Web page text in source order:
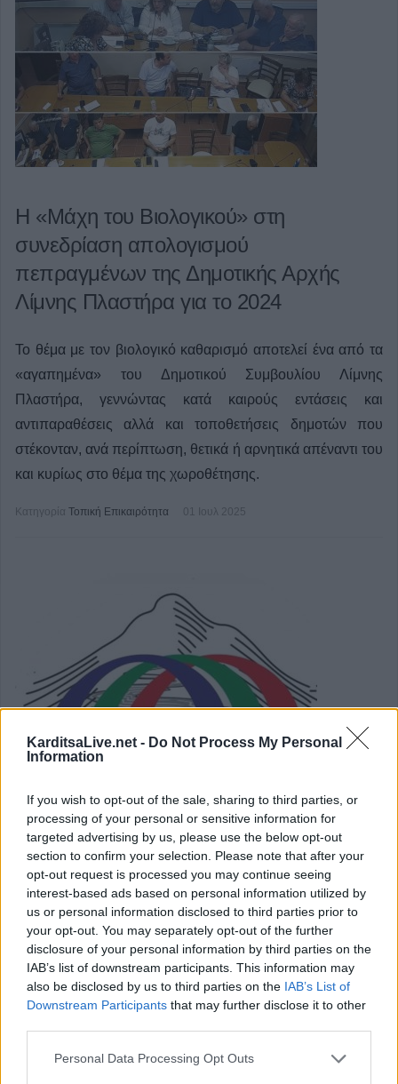
KarditsaLive.net - Do Not Process My Personal
Information
If you wish to opt-out of the sale, sharing to third parties, or
processing of your personal or sensitive information for
targeted advertising by us, please use the below opt-out
section to confirm your selection. Please note that after your
opt-out request is processed you may continue seeing
interest-based ads based on personal information utilized by
us or personal information disclosed to third parties prior to
your opt-out. You may separately opt-out of the further
disclosure of your personal information by third parties on the
IAB’s list of downstream participants. This information may
also be disclosed by us to third parties on the IAB’s List of
Downstream Participants that may further disclose it to other
Personal Data Processing Opt Outs
Η «Μάχη του Βιολογικού» στη
συνεδρίαση απολογισμού
πεπραγμένων της Δημοτικής Αρχής
Λίμνης Πλαστήρα για το 2024
Το θέμα με τον βιολογικό καθαρισμό αποτελεί ένα από τα
«αγαπημένα» του Δημοτικού Συμβουλίου Λίμνης
Πλαστήρα, γεννώντας κατά καιρούς εντάσεις και
αντιπαραθέσεις αλλά και τοποθετήσεις δημοτών που
στέκονταν, ανά περίπτωση, θετικά ή αρνητικά απέναντι του
και κυρίως στο θέμα της χωροθέτησης.
Κατηγορία Τοπική Επικαιρότητα 01 Ιουλ 2025
Στο Δίκτυο "Πίνδος" εντάσσεται ο Δήμος
Καρπενησίου
Με ιδιαίτερη χαρά και θερμότητα, το Δίκτυο ΠΙΝΔΟΣ
καλωσορίζει τον Δήμο Καρπενησίου στη μεγάλη
οικογένεια των ορεινών δήμων της Πίνδου, μετά από τη
θετική απόφαση του Δημοτικού Συμβουλίου.